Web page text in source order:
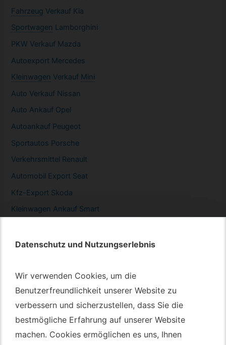
Datenschutz und Nutzungserlebnis
Wir verwenden Cookies, um die
Benutzerfreundlichkeit unserer Website zu
verbessern und sicherzustellen, dass Sie die
bestmögliche Erfahrung auf unserer Website
machen. Cookies ermöglichen es uns, Ihnen
Datenschutz und Nutzungserlebnis
Wir verwenden Cookies, um die
Benutzerfreundlichkeit unserer Website zu
verbessern und sicherzustellen, dass Sie die
bestmögliche Erfahrung auf unserer Website
machen. Cookies ermöglichen es uns, Ihnen
Fahrzeug Verkauf Kia
Sportwagen Lamborghini
PKW Verkauf Mazda
Autoexport Mercedes
Kleinwagen Verkauf Mini
Auto Verkauf Nissan
Auto Ankauf Opel
Autoankauf Peugeot
Sportautos Porsche
Verkehrsmittel Renault
Automobil Export Seat
Kfz-Export Skoda
Kleinwagen Ankauf Smart
Autotransport Bochum
Autotransport Düsseldorf
Autotransport Essen
Autoexport Gelsenkirchen